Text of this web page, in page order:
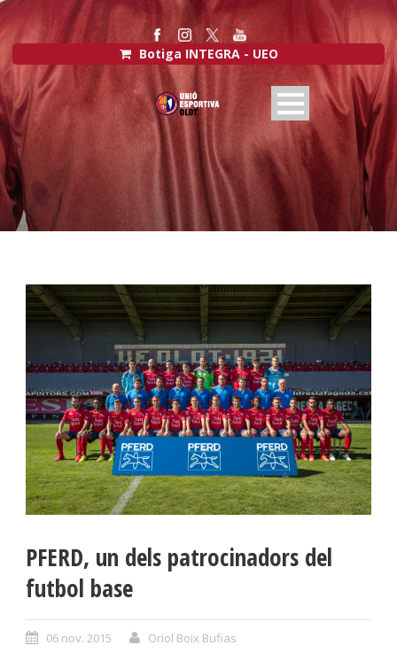
Botiga INTEGRA - UEO
PFERD, un dels patrocinadors del
futbol base
06 nov. 2015
Oriol Boix Bufias